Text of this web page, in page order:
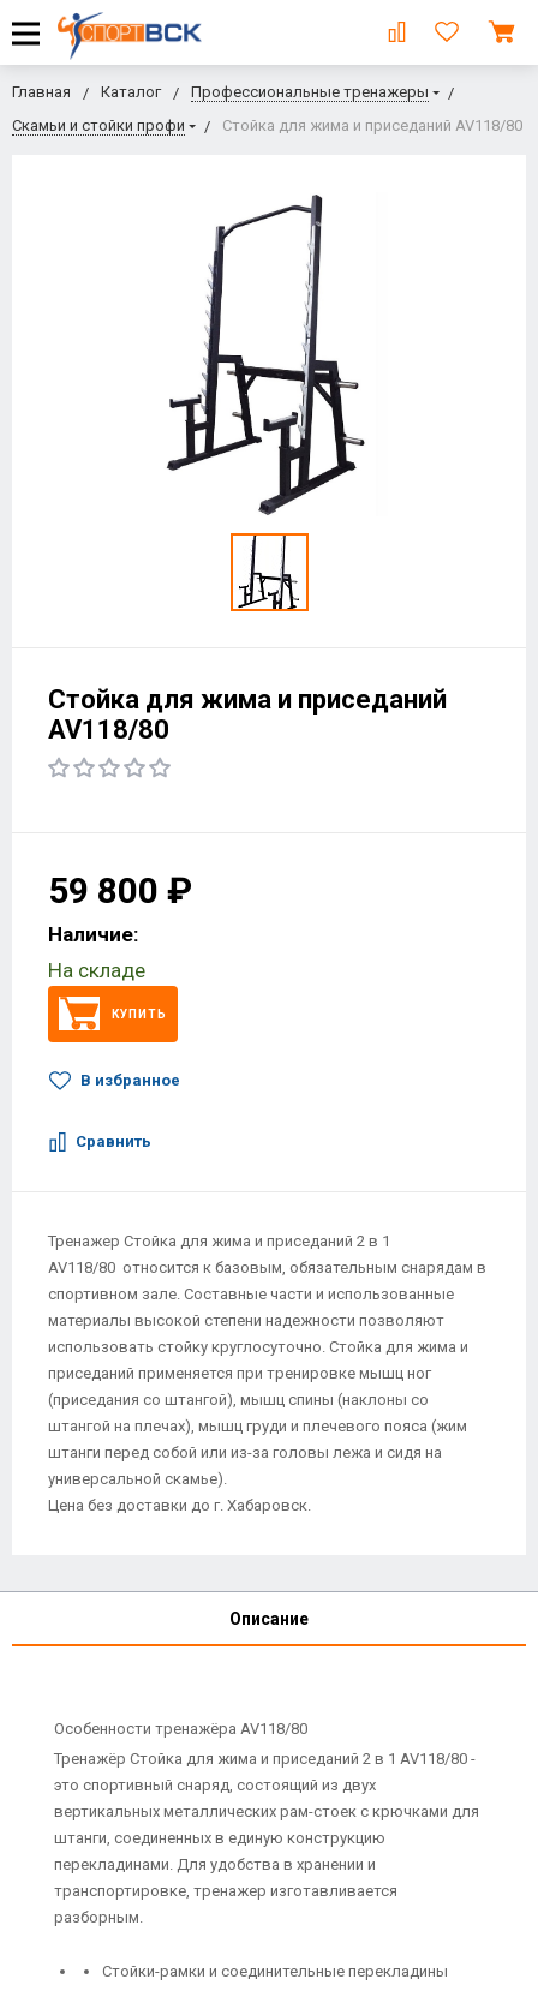
Главная Каталог
Профессиональные тренажеры
Скамьи и стойки профи
Стойка для жима и приседаний AV118/80
Стойка для жима и приседаний
AV118/80
59 800 ₽
Наличие:
На складе
КУПИТЬ
В избранное
Сравнить
Тренажер Стойка для жима и приседаний 2 в 1
AV118/80 относится к базовым, обязательным снарядам в
спортивном зале. Составные части и использованные
материалы высокой степени надежности позволяют
использовать стойку круглосуточно. Стойка для жима и
приседаний применяется при тренировке мышц ног
(приседания со штангой), мышц спины (наклоны со
штангой на плечах), мышц груди и плечевого пояса (жим
штанги перед собой или из-за головы лежа и сидя на
универсальной скамье).
Цена без доставки до г. Хабаровск.
Описание
Особенности тренажёра AV118/80
Тренажёр Стойка для жима и приседаний 2 в 1 AV118/80 -
это спортивный снаряд, состоящий из двух
вертикальных металлических рам-стоек с крючками для
штанги, соединенных в единую конструкцию
перекладинами. Для удобства в хранении и
транспортировке, тренажер изготавливается
разборным.
Стойки-рамки и соединительные перекладины